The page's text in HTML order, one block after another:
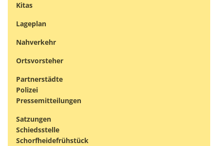
Kitas
Lageplan
Nahverkehr
Ortsvorsteher
Partnerstädte
Polizei
Pressemitteilungen
Satzungen
Schiedsstelle
Schorfheidefrühstück